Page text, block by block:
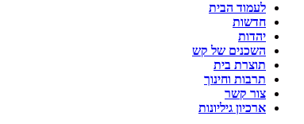
לעמוד הבית
חדשות
יהדות
השכנים של קש
תוצרת בית
תרבות וחינוך
צור קשר
ארכיון גיליונות